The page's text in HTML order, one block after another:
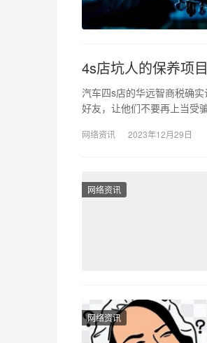
4s店坑人的保养项
汽车四s店的华远智商税确
好友，让他们不要再上当受
网络资讯 2023年12月29日
网络资讯
网络资讯